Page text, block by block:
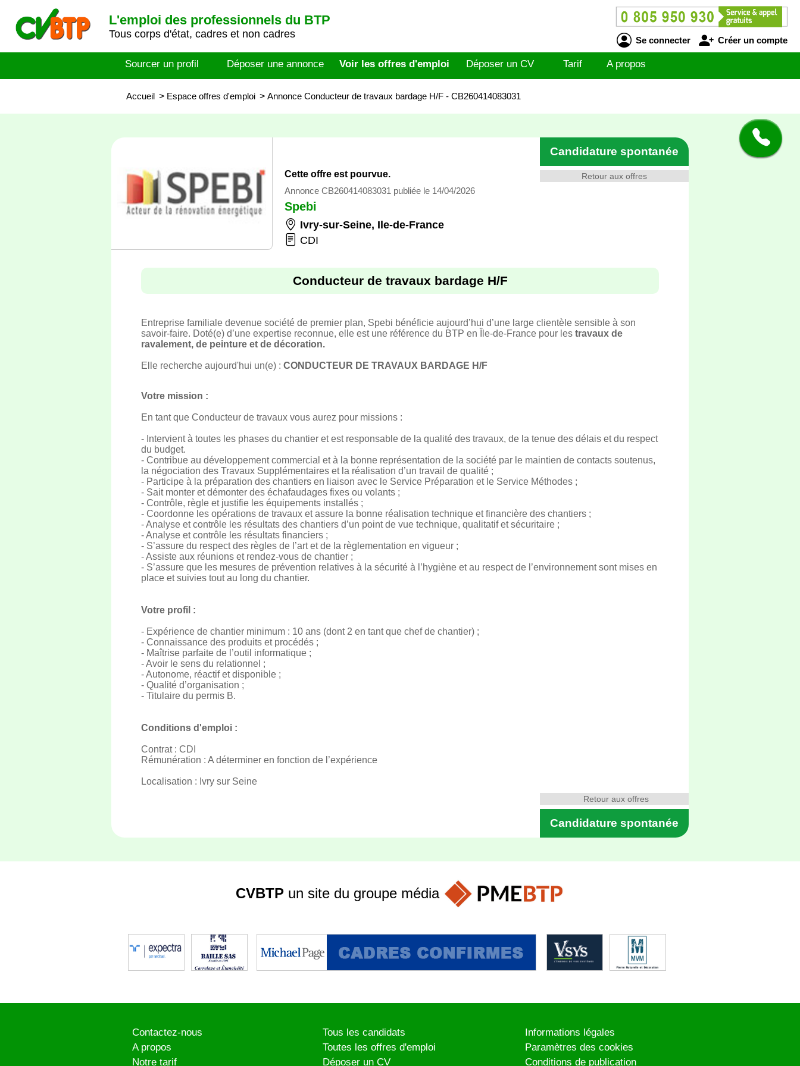
L'emploi des professionnels du BTP
Tous corps d'état, cadres et non cadres
Se connecter Créer un compte
Sourcer un profil Déposer une annonce Voir les offres d'emploi Déposer un CV Tarif A propos
Accueil > Espace offres d'emploi > Annonce Conducteur de travaux bardage H/F - CB260414083031
Retour aux offres
Candidature spontanée
Cette offre est pourvue.
Annonce CB260414083031 publiée le 14/04/2026
Spebi
Ivry-sur-Seine, Ile-de-France
CDI
Conducteur de travaux bardage H/F
Entreprise familiale devenue société de premier plan, Spebi bénéficie aujourd’hui d’une large clientèle sensible à son
savoir-faire. Doté(e) d’une expertise reconnue, elle est une référence du BTP en Île-de-France pour les travaux de
ravalement, de peinture et de décoration.
Elle recherche aujourd'hui un(e) : CONDUCTEUR DE TRAVAUX BARDAGE H/F
Votre mission :
En tant que Conducteur de travaux vous aurez pour missions :
- Intervient à toutes les phases du chantier et est responsable de la qualité des travaux, de la tenue des délais et du respect
du budget.
- Contribue au développement commercial et à la bonne représentation de la société par le maintien de contacts soutenus,
la négociation des Travaux Supplémentaires et la réalisation d’un travail de qualité ;
- Participe à la préparation des chantiers en liaison avec le Service Préparation et le Service Méthodes ;
- Sait monter et démonter des échafaudages fixes ou volants ;
- Contrôle, règle et justifie les équipements installés ;
- Coordonne les opérations de travaux et assure la bonne réalisation technique et financière des chantiers ;
- Analyse et contrôle les résultats des chantiers d’un point de vue technique, qualitatif et sécuritaire ;
- Analyse et contrôle les résultats financiers ;
- S’assure du respect des règles de l’art et de la règlementation en vigueur ;
- Assiste aux réunions et rendez-vous de chantier ;
- S’assure que les mesures de prévention relatives à la sécurité à l’hygiène et au respect de l’environnement sont mises en
place et suivies tout au long du chantier.
Votre profil :
- Expérience de chantier minimum : 10 ans (dont 2 en tant que chef de chantier) ;
- Connaissance des produits et procédés ;
- Maîtrise parfaite de l’outil informatique ;
- Avoir le sens du relationnel ;
- Autonome, réactif et disponible ;
- Qualité d’organisation ;
- Titulaire du permis B.
Conditions d'emploi :
Contrat : CDI
Rémunération : A déterminer en fonction de l’expérience
Localisation : Ivry sur Seine
Candidature spontanée
Retour aux offres
CVBTP un site du groupe média
Contactez-nous
A propos
Notre tarif
Tous les candidats
Toutes les offres d'emploi
Déposer un CV
Informations légales
Paramètres des cookies
Conditions de publication